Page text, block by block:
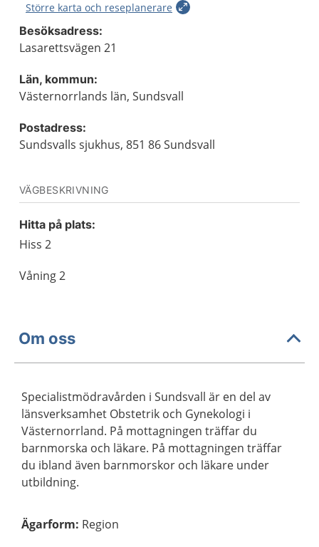
Större karta och reseplanerare
Besöksadress:
Lasarettsvägen 21
Län, kommun:
Västernorrlands län, Sundsvall
Postadress:
Sundsvalls sjukhus, 851 86 Sundsvall
VÄGBESKRIVNING
Hitta på plats:
Hiss 2
Våning 2
Om oss
Specialistmödravården i Sundsvall är en del av
länsverksamhet Obstetrik och Gynekologi i
Västernorrland. På mottagningen träffar du
barnmorska och läkare. På mottagningen träffar
du ibland även barnmorskor och läkare under
utbildning.
Ägarform: Region